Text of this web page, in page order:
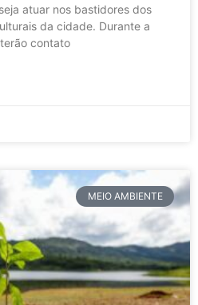
atuar nos bastidores dos
da cidade. Durante a
contato
MEIO AMBIENTE